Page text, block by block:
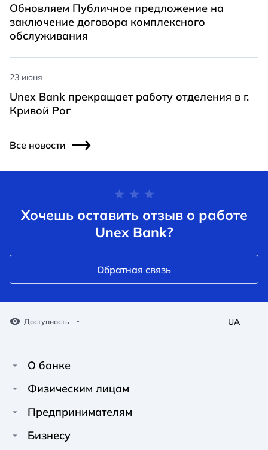
Обновляем Публичное предложение на
заключение договора комплексного
обслуживания
23 июня
Unex Bank прекращает работу отделения в г.
Кривой Рог
Все новости
Хочешь оставить отзыв о работе
Unex Bank?
Обратная связь
Доступность
A A
Обычный
A A
Средний
A A
Большой
UA
О банке
Про Unex Bank
Физическим лицам
Кредиты
Предпринимателям
Финансирование
Бизнесу